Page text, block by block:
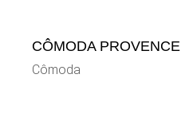
CÔMODA PROVENCE
Cômoda